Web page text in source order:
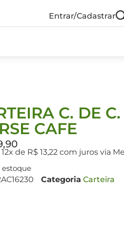
Entrar/Cadastrar
C. DE
CAFE
de R$ 13,22 com juros via
estoque
Categoria Carteira